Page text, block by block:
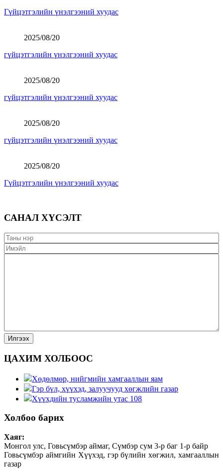
Гүйцэтгэлийн үнэлгээний хуудас
2025/08/20
гүйцэтгэлийн үнэлгээний хуудас
2025/08/20
гүйцэтгэлийн үнэлгээний хуудас
2025/08/20
гүйцэтгэлийн үнэлгээний хуудас
2025/08/20
Гүйцэтгэлийн үнэлгээний хуудас
САНАЛ ХҮСЭЛТ
ЦАХИМ ХОЛБООС
Хөдөлмөр, нийгмийн хамгааллын яам
Гэр бүл, хүүхэд, залуучууд хөгжлийн газар
Хүүхдийн тусламжийн утас 108
Холбоо барих
Хаяг:
Монгол улс, Говьсүмбэр аймаг, Сүмбэр сум 3-р баг 1-р байр
Говьсүмбэр аймгийн Хүүхэд, гэр бүлийн хөгжил, хамгааллын
газар